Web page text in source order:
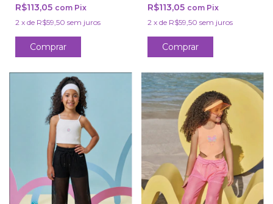
R$113,05 com Pix
2 x de R$59,50 sem juros
Comprar
R$113,05 com Pix
2 x de R$59,50 sem juros
Comprar